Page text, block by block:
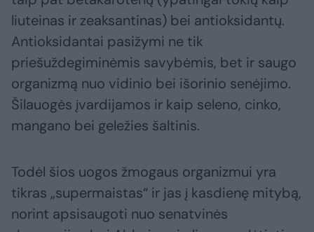
liuteinas ir zeaksantinas) bei antioksidantų.
Antioksidantai pasižymi ne tik
priešuždegiminėmis savybėmis, bet ir saugo
organizmą nuo vidinio bei išorinio senėjimo.
Šilauogės įvardijamos ir kaip seleno, cinko,
mangano bei geležies šaltinis.
Todėl šios uogos žmogaus organizmui yra
tikras „supermaistas“ ir jas į kasdienę mitybą,
norint apsisaugoti nuo senatvinės